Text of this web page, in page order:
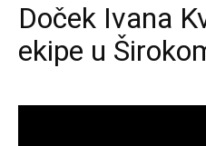
Doček Ivana
ekipe u